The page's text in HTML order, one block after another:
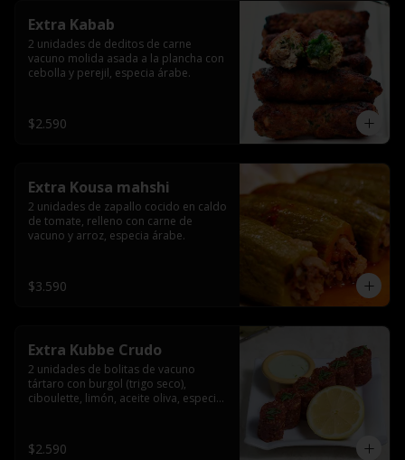
Extra Kabab
2 unidades de deditos de carne
vacuno molida asada a la plancha con
cebolla y perejil, especia árabe.
$2.590
Extra Kousa mahshi
2 unidades de zapallo cocido en caldo
de tomate, relleno con carne de
vacuno y arroz, especia árabe.
$3.590
Extra Kubbe Crudo
2 unidades de bolitas de vacuno
tártaro con burgol (trigo seco),
ciboulette, limón, aceite oliva, especia
$2.590